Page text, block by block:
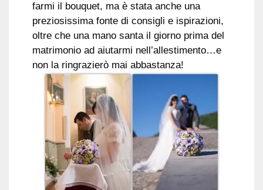
farmi il bouquet, ma è stata anche una
preziosissima fonte di consigli e ispirazioni,
oltre che una mano santa il giorno prima del
matrimonio ad aiutarmi nell’allestimento…e
non la ringrazierò mai abbastanza!